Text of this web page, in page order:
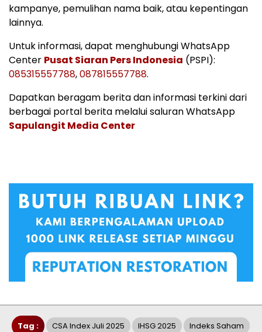
kampanye, pemulihan nama baik, atau kepentingan
lainnya.
Untuk informasi, dapat menghubungi WhatsApp
Center Pusat Siaran Pers Indonesia (PSPI):
085315557788,087815557788.
Dapatkan beragam berita dan informasi terkini dari
berbagai portal berita melalui saluran WhatsApp
Sapulangit Media Center
Tag : CSA Index Juli 2025 IHSG 2025 Indeks Saham